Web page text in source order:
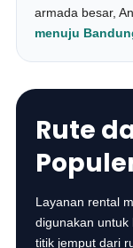
armada besar,
menuju
Rute
Layanan rental
digunakan untuk
titik jemput dari